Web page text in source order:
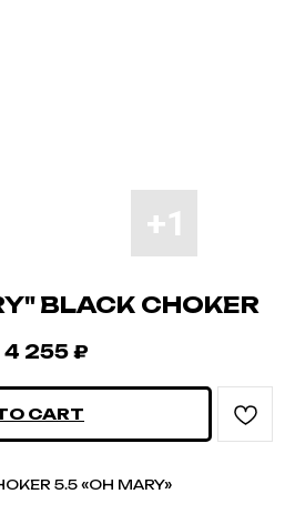
BLACK CHOKER
4 255 ₽
CART
5.5 «OH MARY»